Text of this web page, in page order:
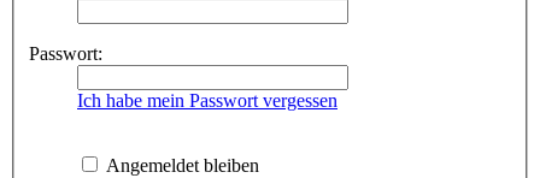
Passwort:
Ich habe mein Passwort vergessen
Angemeldet bleiben